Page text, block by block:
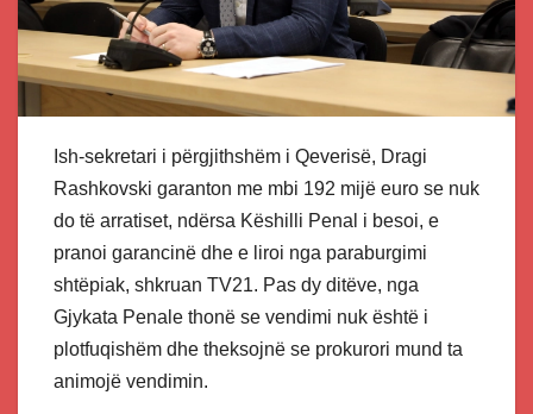
Ish-sekretari i përgjithshëm i Qeverisë, Dragi
Rashkovski garanton me mbi 192 mijë euro se nuk
do të arratiset, ndërsa Këshilli Penal i besoi, e
pranoi garancinë dhe e liroi nga paraburgimi
shtëpiak, shkruan TV21. Pas dy ditëve, nga
Gjykata Penale thonë se vendimi nuk është i
plotfuqishëm dhe theksojnë se prokurori mund ta
animojë vendimin.